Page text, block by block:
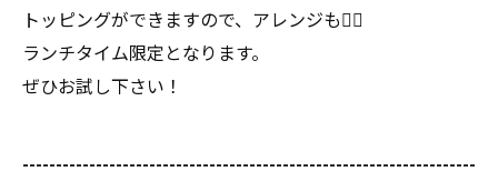
トッピングができますので、アレンジも🙆‍♀️
ランチタイム限定となります。
ぜひお試し下さい！
--------------------------------------------------------------------